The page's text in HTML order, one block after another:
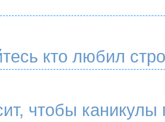
кто любил
чтобы